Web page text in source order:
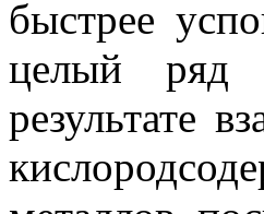
быстрее
целый ряд
результате